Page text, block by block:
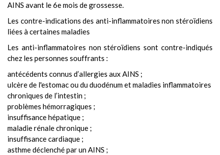
AINS avant le 6e mois de grossesse.
Les contre-indications des anti-inflammatoires non stéroïdiens
liées à certaines maladies
Les anti-inflammatoires non stéroïdiens sont contre-indiqués
chez les personnes souffrants :
antécédents connus d’allergies aux AINS ;
ulcère de l'estomac ou du duodénum et maladies inflammatoires
chroniques de l’intestin ;
problèmes hémorragiques ;
insuffisance hépatique ;
maladie rénale chronique ;
insuffisance cardiaque ;
asthme déclenché par un AINS ;